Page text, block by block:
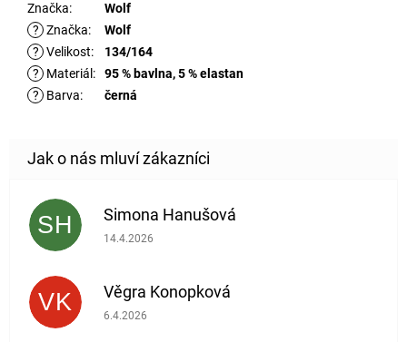
Značka:
Wolf
? Značka:
Wolf
? Velikost:
134/164
?
Materiál :
95 % bavlna, 5 % elastan
?
Barva: černá
SH Simona Hanušová
Hodnocení obchodu je 5 z 5 hvězdiček.
14.4.2026
VK Věgra Konopková
Hodnocení obchodu je 5 z 5 hvězdiček.
6.4.2026